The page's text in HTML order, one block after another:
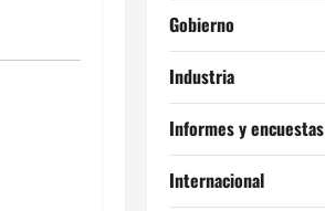
Gobierno
Industria
Informes y encuestas
Internacional